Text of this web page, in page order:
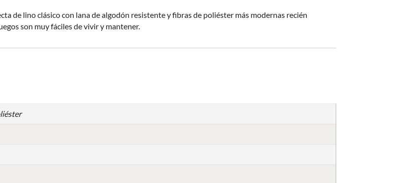
de lino clásico con lana de algodón resistente y fibras de poliéster más modernas recién
son muy fáciles de vivir y mantener.